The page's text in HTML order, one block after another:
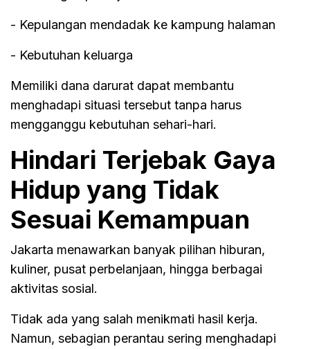
- Kepulangan mendadak ke kampung halaman
- Kebutuhan keluarga
Memiliki dana darurat dapat membantu
menghadapi situasi tersebut tanpa harus
mengganggu kebutuhan sehari-hari.
Hindari Terjebak Gaya
Hidup yang Tidak
Sesuai Kemampuan
Jakarta menawarkan banyak pilihan hiburan,
kuliner, pusat perbelanjaan, hingga berbagai
aktivitas sosial.
Tidak ada yang salah menikmati hasil kerja.
Namun, sebagian perantau sering menghadapi